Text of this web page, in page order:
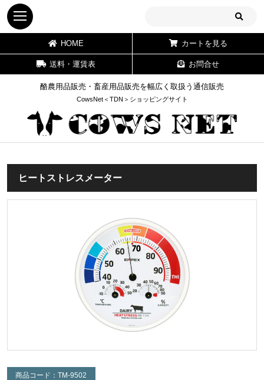
酪農用品販売・畜産用品販売を幅広く取扱う通信販売
CowsNet＜TDN＞ショッピングサイト
HOME カートを見る
送料・運賃表 お問合せ
ヒートストレスメーター
商品コード：TM-9502